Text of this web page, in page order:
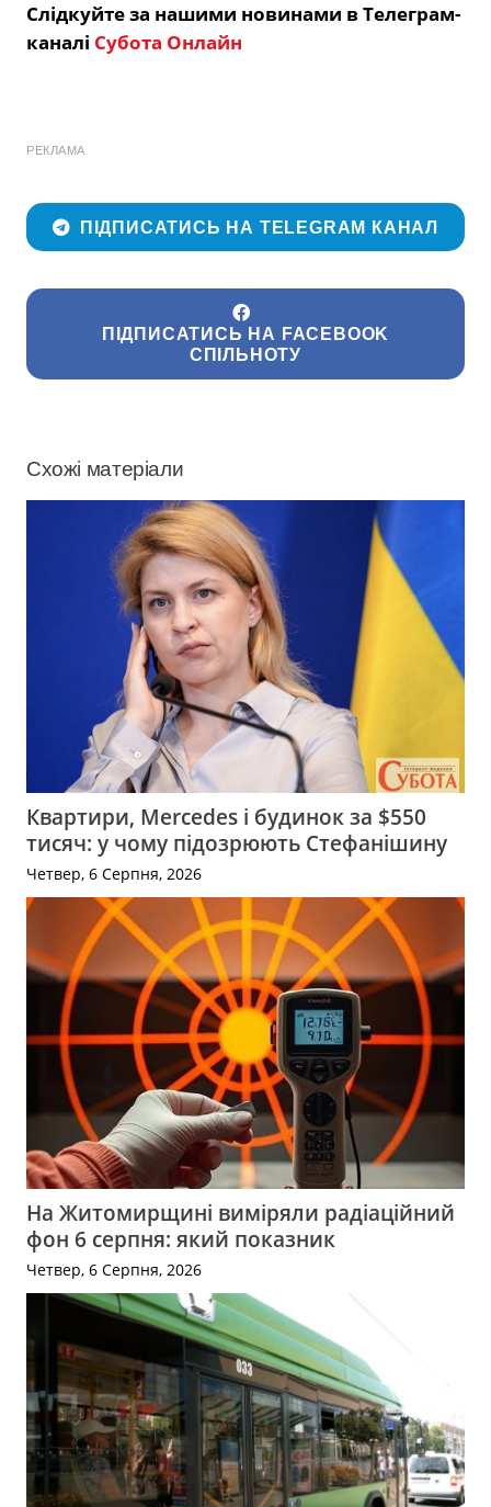
Слідкуйте за нашими новинами в Телеграм-
каналі Субота Онлайн
РЕКЛАМА
ПІДПИСАТИСЬ НА TELEGRAM КАНАЛ
ПІДПИСАТИСЬ НА FACEBOOK
СПІЛЬНОТУ
Схожі матеріали
Квартири, Mercedes і будинок за $550
тисяч: у чому підозрюють Стефанішину
Четвер, 6 Серпня, 2026
На Житомирщині виміряли радіаційний
фон 6 серпня: який показник
Четвер, 6 Серпня, 2026